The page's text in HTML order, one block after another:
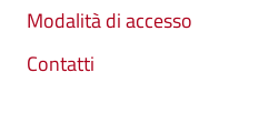
Modalità di accesso
Contatti